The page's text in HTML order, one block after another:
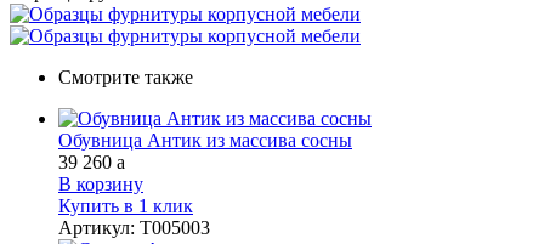
Смотрите также
Обувница Антик из массива сосны
39 260 a
В корзину
Купить в 1 клик
Артикул: Т005003